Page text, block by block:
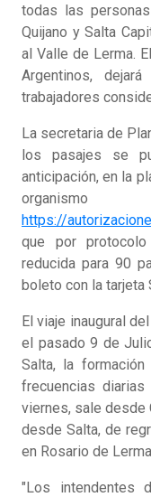
todas las
Quijano y Salta
al Valle de Lerma.
Argentinos,
trabajadores
La secretaria de
los pasajes se
anticipación, en la
https://
que por protocolo
reducida para 90
boleto con la tarjeta
El viaje inaugural
el pasado 9 de
Salta, la
frecuencias
viernes, sale desde
desde Salta, de
en Rosario de
"Los intendentes